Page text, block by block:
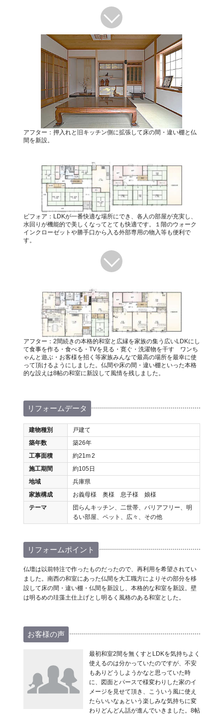
アフター：押入れと旧キッチン側に拡張して床の間・違い棚と仏
間を新設。
ビフォア：LDKが一番快適な場所にでき、各人の部屋が充実し、
水回りが機能的で美しくなってとても快適です。１階のウォーク
インクローゼットや勝手口から入る外部専用の物入等も便利で
す。
アフター：2間続きの本格的和室と広縁を家族の集う広いLDKにし
て食事を作る・食べる・TVを見る・寛ぐ・洗濯物を干す ワンち
ゃんと遊ぶ・お客様を招く等家族みんなで最高の場所を最幸に使
って頂けるようにしました。仏間や床の間・違い棚といった本格
的な設えは8帖の和室に新設して風情を残しました。
リフォームデータ
建物種別
戸建て
築年数
築26年
工事面積
約21m2
施工期間
約105日
地域
兵庫県
家族構成
お義母様 奥様 息子様 娘様
テーマ
団らんキッチン、二世帯、バリアフリー、明
るい部屋、ペット、広々、その他
リフォームポイント
仏壇は以前特注で作ったものだったので、再利用を希望されてい
ました。南西の和室にあった仏間を大工職方によりその部分を移
設して床の間・違い棚・仏間を新設し、本格的な和室を新設。壁
は明るめの珪藻土仕上げとし明るく風格のある和室とした。
お客様の声
最初和室2間を無くすとLDKを気持ちよく
使えるのは分かっていたのですが、不安
もありどうしようかなと思っていた時
に、図面とパースで様変わりした家のイ
メージを見せて頂き、こういう風に使え
たらいいなぁという楽しみな気持ちに変
わりどんどん話が進んでいきました。8帖